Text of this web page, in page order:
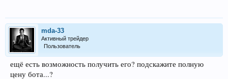
mda-33
Активный трейдер
Пользователь
ещё есть возможность получить его? подскажите полную
цену бота...?